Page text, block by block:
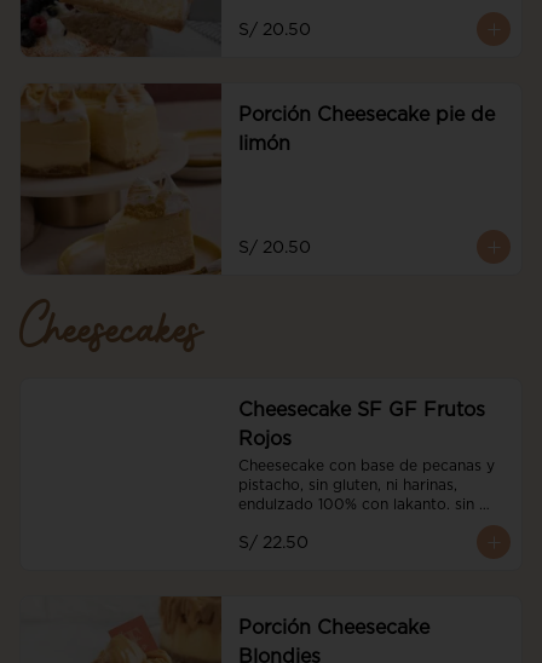
S/ 20.50
Porción Cheesecake pie de
limón
S/ 20.50
Cheesecakes
Cheesecake SF GF Frutos
Rojos
Cheesecake con base de pecanas y
pistacho, sin gluten, ni harinas,
endulzado 100% con lakanto. sin
azucar, con nuestro coulis sin azucar
de frutos rojos y frutos rojos
S/ 22.50
Porción Cheesecake
Blondies